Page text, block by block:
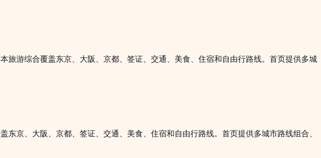
旅游综合覆盖东京、大阪、京都、签证、交通、美食、住宿和自由行路线。首页提供多城
京、大阪、京都、签证、交通、美食、住宿和自由行路线。首页提供多城市路线组合、